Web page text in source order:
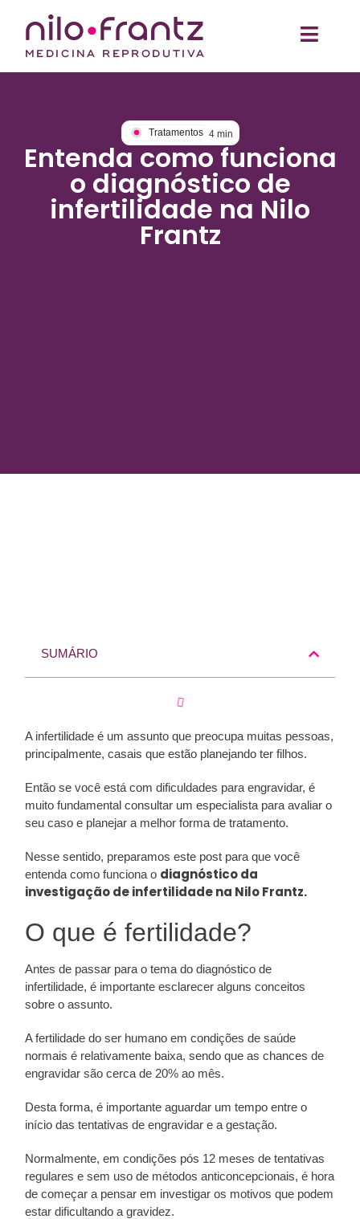
Tratamentos 4 min
Entenda como funciona
o diagnóstico de
infertilidade na Nilo
Frantz
SUMÁRIO
A infertilidade é um assunto que preocupa muitas pessoas,
principalmente, casais que estão planejando ter filhos.
Então se você está com dificuldades para engravidar, é
muito fundamental consultar um especialista para avaliar o
seu caso e planejar a melhor forma de tratamento.
Nesse sentido, preparamos este post para que você
entenda como funciona o diagnóstico da
investigação de infertilidade na Nilo Frantz.
O que é fertilidade?
Antes de passar para o tema do diagnóstico de
infertilidade, é importante esclarecer alguns conceitos
sobre o assunto.
A fertilidade do ser humano em condições de saúde
normais é relativamente baixa, sendo que as chances de
engravidar são cerca de 20% ao mês.
Desta forma, é importante aguardar um tempo entre o
início das tentativas de engravidar e a gestação.
Normalmente, em condições pós 12 meses de tentativas
regulares e sem uso de métodos anticoncepcionais, é hora
de começar a pensar em investigar os motivos que podem
estar dificultando a gravidez.